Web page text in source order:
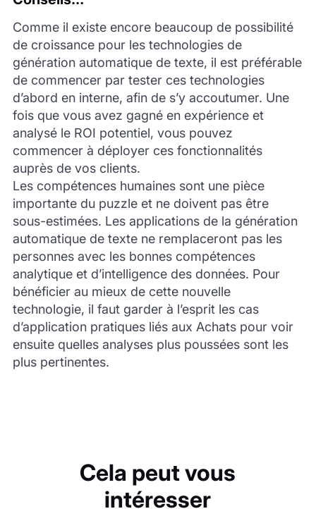
Comme il existe encore beaucoup de possibilité
de croissance pour les technologies de
génération automatique de texte, il est préférable
de commencer par tester ces technologies
d’abord en interne, afin de s’y accoutumer. Une
fois que vous avez gagné en expérience et
analysé le ROI potentiel, vous pouvez
commencer à déployer ces fonctionnalités
auprès de vos clients.
Les compétences humaines sont une pièce
importante du puzzle et ne doivent pas être
sous-estimées. Les applications de la génération
automatique de texte ne remplaceront pas les
personnes avec les bonnes compétences
analytique et d’intelligence des données. Pour
bénéficier au mieux de cette nouvelle
technologie, il faut garder à l’esprit les cas
d’application pratiques liés aux Achats pour voir
ensuite quelles analyses plus poussées sont les
plus pertinentes.
Cela peut vous
intéresser